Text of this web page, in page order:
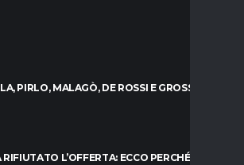
PIRLO, MALAGÒ, DE ROSSI E GROSSO: VI
L’OFFERTA: ECCO PERCHÉ